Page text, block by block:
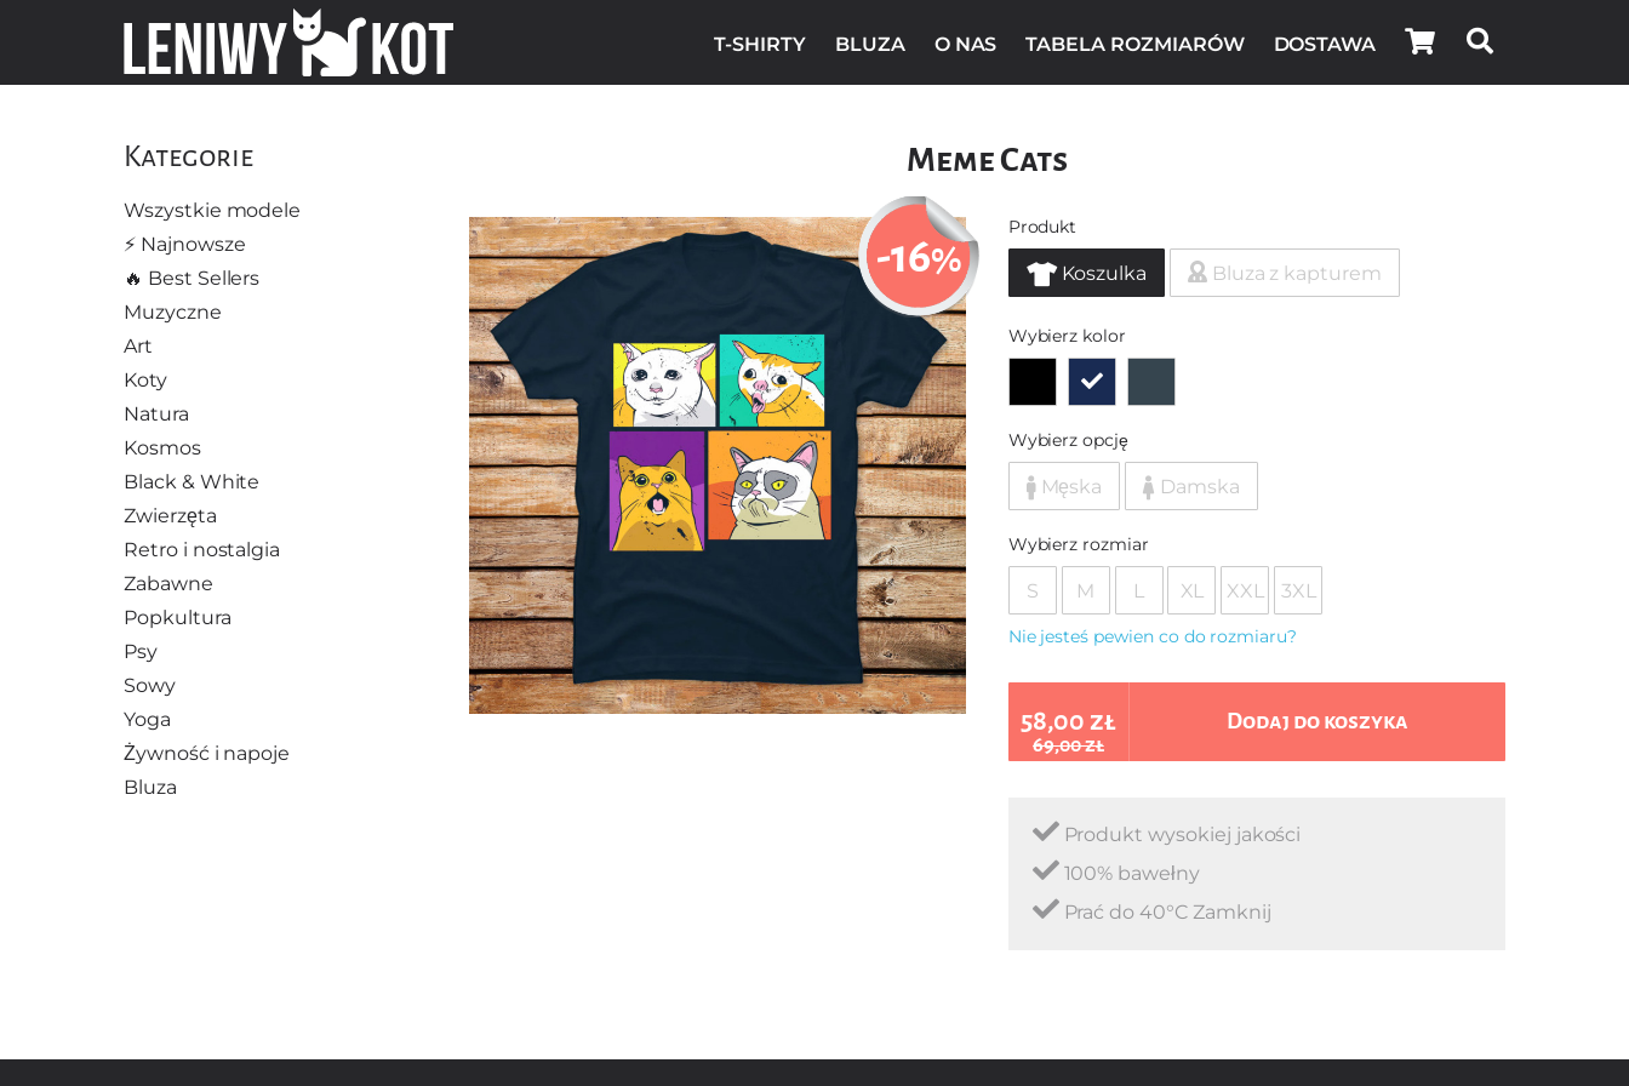
T-SHIRTY BLUZA O NAS TABELA ROZMIARÓW DOSTAWA
Kategorie
Wszystkie modele
⚡️ Najnowsze
🔥 Best Sellers
Muzyczne
Art
Koty
Natura
Kosmos
Black & White
Zwierzęta
Retro i nostalgia
Zabawne
Popkultura
Psy
Sowy
Yoga
Żywność i napoje
Bluza
Meme Cats
-16%
Produkt
Koszulka Bluza z kapturem
Wybierz kolor
Wybierz opcję
Męska Damska
Wybierz rozmiar
S M L XL XXL 3XL
Nie jesteś pewien co do rozmiaru?
58,00 zł
69,00 zł
Dodaj do koszyka
Produkt wysokiej jakości
100% bawełny
Prać do 40°C Zamknij